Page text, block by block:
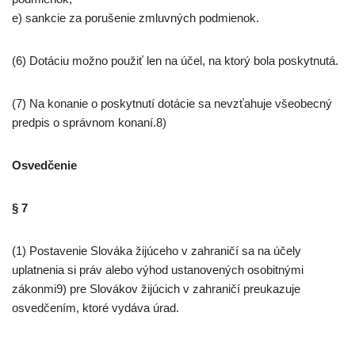
e) sankcie za porušenie zmluvných podmienok.
(6) Dotáciu možno použiť len na účel, na ktorý bola poskytnutá.
(7) Na konanie o poskytnutí dotácie sa nevzťahuje všeobecný
predpis o správnom konaní.8)
Osvedčenie
§ 7
(1) Postavenie Slováka žijúceho v zahraničí sa na účely
uplatnenia si práv alebo výhod ustanovených osobitnými
zákonmi9) pre Slovákov žijúcich v zahraničí preukazuje
osvedčením, ktoré vydáva úrad.